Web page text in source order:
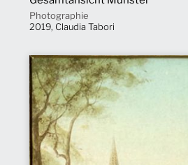
Photographie
2019, Claudia Tabori